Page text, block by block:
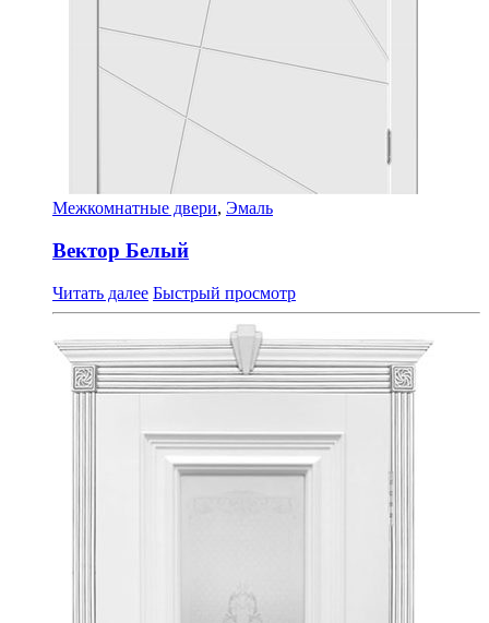
Межкомнатные двери, Эмаль
Вектор Белый
Читать далее Быстрый просмотр